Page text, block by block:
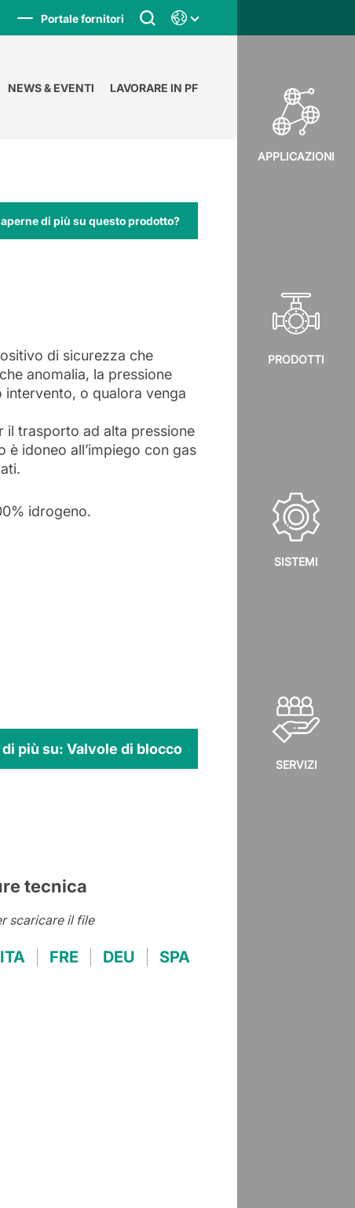
Portale fornitori
NEWS & EVENTI LAVORARE IN PF
APPLICAZIONI
PRODOTTI
SISTEMI
SERVIZI
di più su questo prodotto?
di sicurezza che
anomalia, la pressione
o qualora venga
il trasporto ad alta pressione
è idoneo all’impiego con gas
idrogeno.
più su: Valvole di blocco
tecnica
scaricare il file
ITA FRE DEU SPA